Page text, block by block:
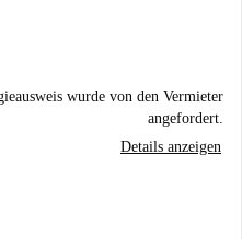
wurde von den Vermieter
angefordert.
Details anzeigen